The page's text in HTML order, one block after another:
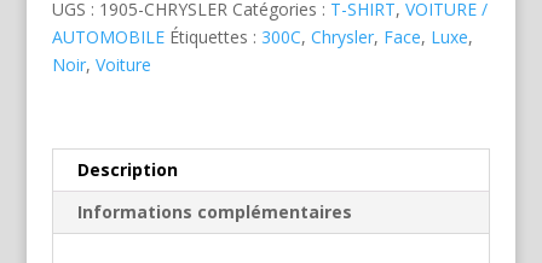
UGS : 1905-CHRYSLER Catégories : T-SHIRT, VOITURE /
AUTOMOBILE Étiquettes : 300C, Chrysler, Face, Luxe,
Noir, Voiture
Description
Informations complémentaires